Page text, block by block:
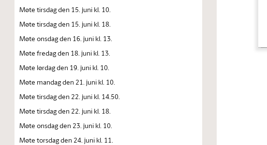
Møte tirsdag den 15. juni kl. 10.
Møte tirsdag den 15. juni kl. 18.
Møte onsdag den 16. juni kl. 13.
Møte fredag den 18. juni kl. 13.
Møte lørdag den 19. juni kl. 10.
Møte mandag den 21. juni kl. 10.
Møte tirsdag den 22. juni kl. 14.50.
Møte tirsdag den 22. juni kl. 18.
Møte onsdag den 23. juni kl. 10.
Møte torsdag den 24. juni kl. 11.